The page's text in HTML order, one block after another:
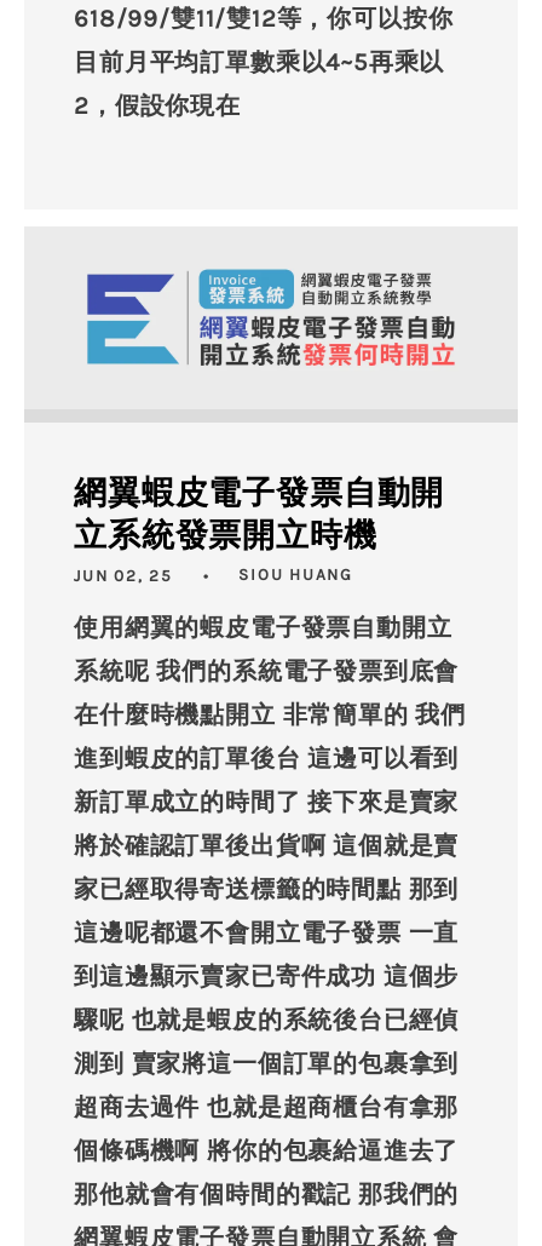
618/99/雙11/雙12等，你可以按你
目前月平均訂單數乘以4~5再乘以
2，假設你現在
網翼蝦皮電子發票自動開
立系統發票開立時機
JUN 02, 25 SIOU HUANG
使用網翼的蝦皮電子發票自動開立
系統呢 我們的系統電子發票到底會
在什麼時機點開立 非常簡單的 我們
進到蝦皮的訂單後台 這邊可以看到
新訂單成立的時間了 接下來是賣家
將於確認訂單後出貨啊 這個就是賣
家已經取得寄送標籤的時間點 那到
這邊呢都還不會開立電子發票 一直
到這邊顯示賣家已寄件成功 這個步
驟呢 也就是蝦皮的系統後台已經偵
測到 賣家將這一個訂單的包裹拿到
超商去過件 也就是超商櫃台有拿那
個條碼機啊 將你的包裹給逼進去了
那他就會有個時間的戳記 那我們的
網翼蝦皮電子發票自動開立系統 會